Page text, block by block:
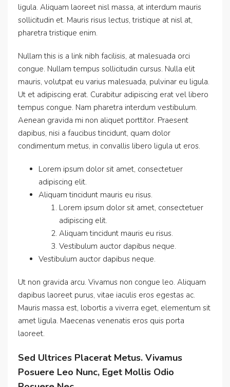
ligula. Aliquam laoreet nisl massa, at interdum mauris
sollicitudin et. Mauris risus lectus, tristique at nisl at,
pharetra tristique enim.
Nullam this is a link nibh facilisis, at malesuada orci
congue. Nullam tempus sollicitudin cursus. Nulla elit
mauris, volutpat eu varius malesuada, pulvinar eu ligula.
Ut et adipiscing erat. Curabitur adipiscing erat vel libero
tempus congue. Nam pharetra interdum vestibulum.
Aenean gravida mi non aliquet porttitor. Praesent
dapibus, nisi a faucibus tincidunt, quam dolor
condimentum metus, in convallis libero ligula ut eros.
Lorem ipsum dolor sit amet, consectetuer
adipiscing elit.
Aliquam tincidunt mauris eu risus.
Lorem ipsum dolor sit amet, consectetuer
adipiscing elit.
Aliquam tincidunt mauris eu risus.
Vestibulum auctor dapibus neque.
Vestibulum auctor dapibus neque.
Ut non gravida arcu. Vivamus non congue leo. Aliquam
dapibus laoreet purus, vitae iaculis eros egestas ac.
Mauris massa est, lobortis a viverra eget, elementum sit
amet ligula. Maecenas venenatis eros quis porta
laoreet.
Sed Ultrices Placerat Metus. Vivamus
Posuere Leo Nunc, Eget Mollis Odio